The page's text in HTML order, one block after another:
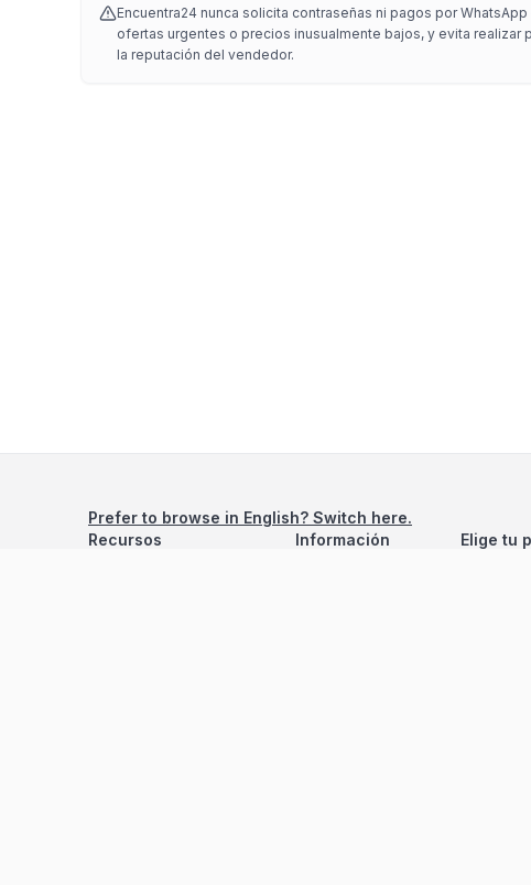
Encuentra24 nunca solicita contraseñas ni pagos por
ofertas urgentes o precios inusualmente bajos, y evita
la reputación del vendedor.
Prefer to browse in English? Switch here.
Recursos
Información Elige tu